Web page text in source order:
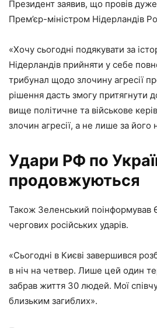
Президент заявив, що провів
Прем’єр-міністром Нідерландів
«Хочу сьогодні подякувати за
Нідерландів прийняти у себе
трибунал щодо злочину агресії
рішення дасть змогу притягнути
вище політичне та військове
злочин агресії, а не лише за його
Удари РФ по
продовжуються
Також Зеленський поінформував
чергових російських ударів.
«Сьогодні в Києві завершився
в ніч на четвер. Лише цей один
забрав життя 30 людей. Мої
близьким загиблих».